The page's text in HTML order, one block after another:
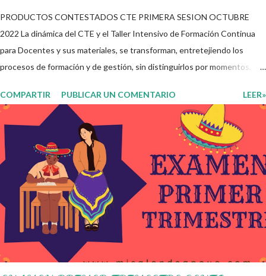
PRODUCTOS CONTESTADOS CTE PRIMERA SESION OCTUBRE
2022 La dinámica del CTE y el Taller Intensivo de Formación Continua
para Docentes y sus materiales, se transforman, entretejiendo los
procesos de formación y de gestión, sin distinguirlos por momentos, y
genérico y no está diferenciado por niveles educativos. Desde la
flexibilidad en la que se concibe el CTE y en correspondencia con la
Nueva Escuela Mexicana, se propone que el colectivo docente tome
decisiones sobre su organización, la gestión del tiempo acorde a las
necesidades de la escuela y las acciones que decidan emprender para
apropiarse y resignificar el Plan de Estudio dentro y fuera de este
espacio. En esta Primera Sesión Ordinaria se les invita a que
reflexionen y acuerden posibles acciones a realizar colaborativamente
en la escuela y con la comunidad, a fin de atender las problemáticas
identificadas. Compañeros docentes en est...
COMPARTIR PUBLICAR UN COMENTARIO LEER»